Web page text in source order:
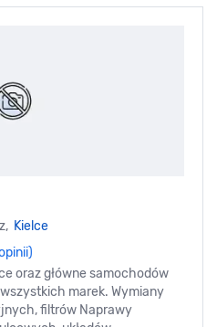
Kielce
oraz główne samochodów
marek. Wymiany
filtrów Naprawy